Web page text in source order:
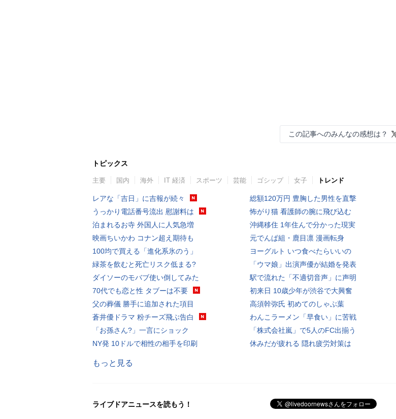
この記事へのみんなの感想は？
トピックス
主要 国内 海外 IT 経済 スポーツ 芸能 ゴシップ 女子 トレンド
レアな「吉日」に吉報が続々
うっかり電話番号流出 慰謝料は
泊まれるお寺 外国人に人気急増
映画ちいかわ コナン超え期待も
100均で買える「進化系氷のう」
緑茶を飲むと死亡リスク低まる?
ダイソーのモバブ使い倒してみた
70代でも恋と性 タブーは不要
父の葬儀 勝手に追加された項目
蒼井優ドラマ 粉チーズ飛ぶ告白
「お孫さん?」一言にショック
NY発 10ドルで相性の相手を印刷
総額120万円 豊胸した男性を直撃
怖がり猫 看護師の腕に飛び込む
沖縄移住 1年住んで分かった現実
元でんぱ組・鹿目凛 漫画転身
ヨーグルト いつ食べたらいいの
「ウマ娘」出演声優が結婚を発表
駅で流れた「不適切音声」に声明
初来日 10歳少年が渋谷で大興奮
高須幹弥氏 初めてのしゃぶ葉
わんこラーメン「早食い」に苦戦
「株式会社嵐」で5人のFC出揃う
休みだが疲れる 隠れ疲労対策は
もっと見る
ライブドアニュースを読もう！